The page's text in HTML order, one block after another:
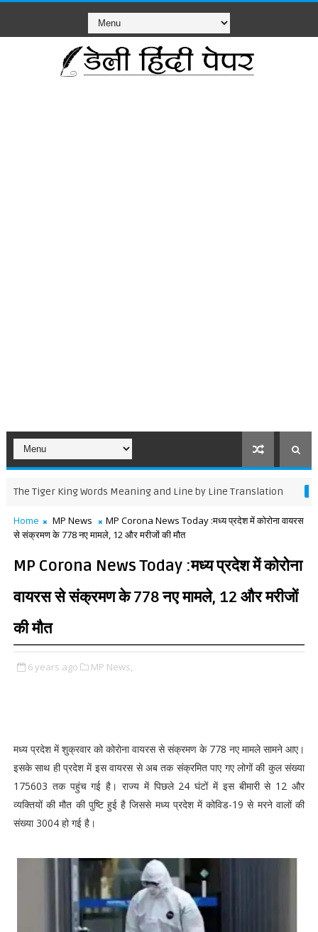
King Words Meaning and Line by Line Translation 11TH
Home MP News
MP Corona News Today :मध्य प्रदेश में कोरोना वायरस
से संक्रमण के 778 नए मामले, 12 और मरीजों की मौत
MP Corona News Today :मध्य प्रदेश में कोरोना
वायरस से संक्रमण के 778 नए मामले, 12 और मरीजों
की मौत
6 years ago MP News,
मध्य प्रदेश में शुक्रवार को कोरोना वायरस से संक्रमण के 778 नए मामले सामने आए।
इसके साथ ही प्रदेश में इस वायरस से अब तक संक्रमित पाए गए लोगों की कुल संख्या
175603 तक पहुंच गई है। राज्य में पिछले 24 घंटों में इस बीमारी से 12 और
व्यक्तियों की मौत की पुष्टि हुई है जिससे मध्य प्रदेश में कोविड-19 से मरने वालों की
संख्या 3004 हो गई है।